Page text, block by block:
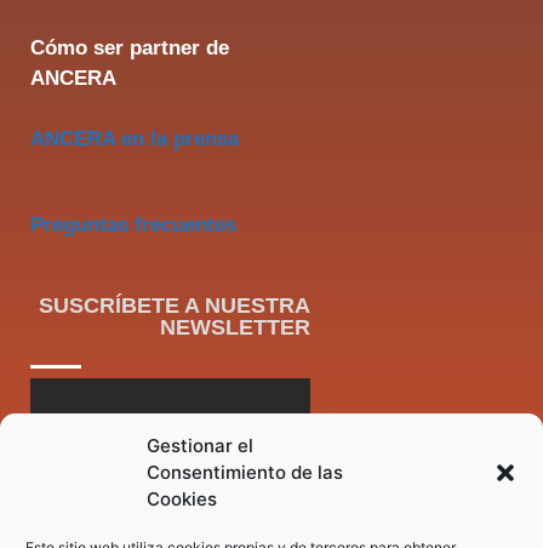
Gestionar el
Consentimiento de las
Cookies
Cómo ser partner de
ANCERA
ANCERA en la prensa
Preguntas frecuentes
SUSCRÍBETE A NUESTRA
NEWSLETTER